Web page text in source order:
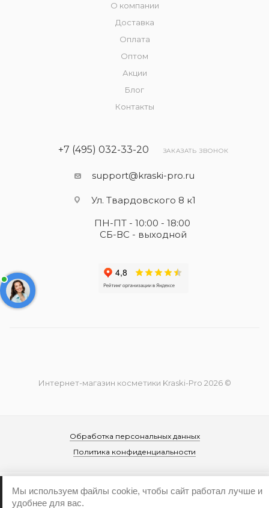
О компании
Доставка
Оплата
Оптом
Акции
Блог
Контакты
+7 (495) 032-33-20 ЗАКАЗАТЬ ЗВОНОК
support@kraski-pro.ru
Ул. Твардовского 8 к1
ПН-ПТ - 10:00 - 18:00
СБ-ВС - выходной
Интернет-магазин косметики Kraski-Pro 2026 ©
Обработка персональных данных
Политика конфиденциальности
Мы используем файлы cookie, чтобы сайт работал лучше и
удобнее для вас.